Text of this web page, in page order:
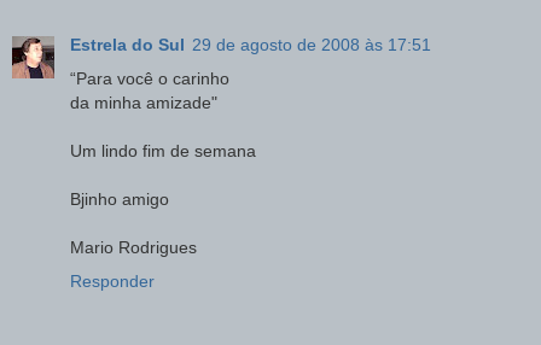
Estrela do Sul 29 de agosto de 2008 às 17:51
“Para você o carinho
da minha amizade"
Um lindo fim de semana
Bjinho amigo
Mario Rodrigues
Responder